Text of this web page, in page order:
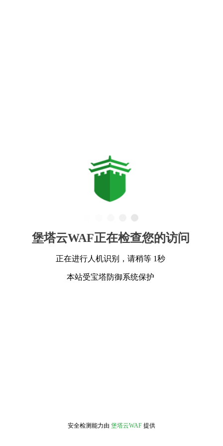
堡塔云WAF正在检查您的访问
正在进行人机识别，请稍等 1秒
本站受宝塔防御系统保护
安全检测能力由 堡塔云WAF 提供